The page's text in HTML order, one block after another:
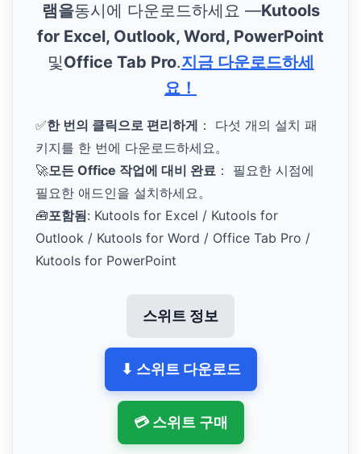
램을동시에 다운로드하세요 —Kutools
for Excel, Outlook, Word, PowerPoint
및Office Tab Pro.지금 다운로드하세
요！
✅한 번의 클릭으로 편리하게 ： 다섯 개의 설치 패
키지를 한 번에 다운로드하세요。
🚀모든 Office 작업에 대비 완료 ： 필요한 시점에
필요한 애드인을 설치하세요。
🧰포함됨: Kutools for Excel / Kutools for
Outlook / Kutools for Word / Office Tab Pro /
Kutools for PowerPoint
스위트 정보
⬇ 스위트 다운로드
💳 스위트 구매